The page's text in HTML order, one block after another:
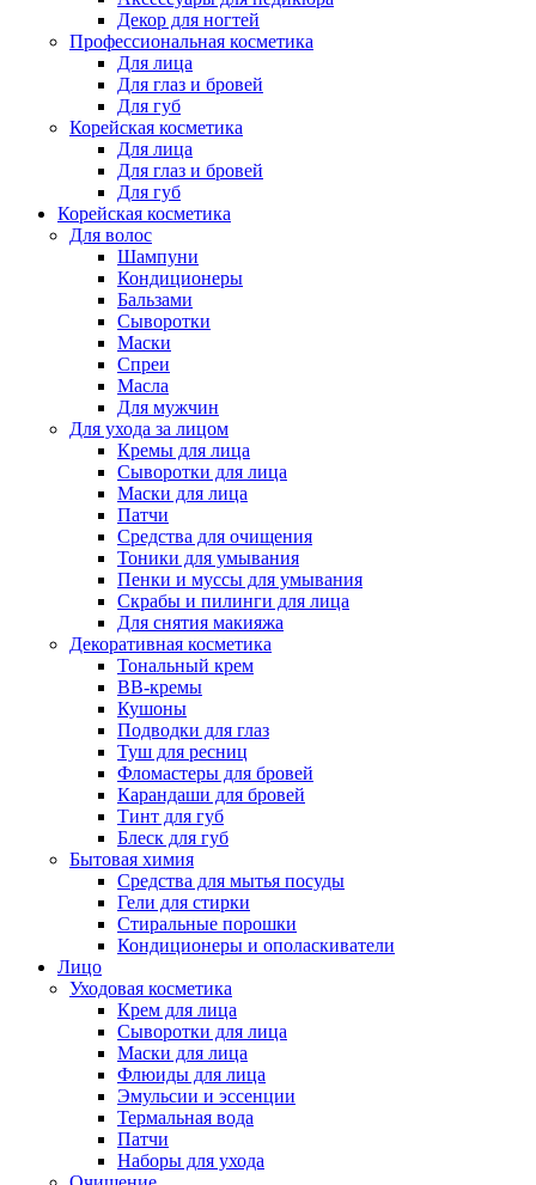
Декор для ногтей
Профессиональная косметика
Для лица
Для глаз и бровей
Для губ
Корейская косметика
Для лица
Для глаз и бровей
Для губ
Корейская косметика
Для волос
Шампуни
Кондиционеры
Бальзами
Сыворотки
Маски
Спреи
Масла
Для мужчин
Для ухода за лицом
Кремы для лица
Сыворотки для лица
Маски для лица
Патчи
Средства для очищения
Тоники для умывания
Пенки и муссы для умывания
Скрабы и пилинги для лица
Для снятия макияжа
Декоративная косметика
Тональный крем
BB-кремы
Кушоны
Подводки для глаз
Туш для ресниц
Фломастеры для бровей
Карандаши для бровей
Тинт для губ
Блеск для губ
Бытовая химия
Средства для мытья посуды
Гели для стирки
Стиральные порошки
Кондиционеры и ополаскиватели
Лицо
Уходовая косметика
Крем для лица
Сыворотки для лица
Маски для лица
Флюиды для лица
Эмульсии и эссенции
Термальная вода
Патчи
Наборы для ухода